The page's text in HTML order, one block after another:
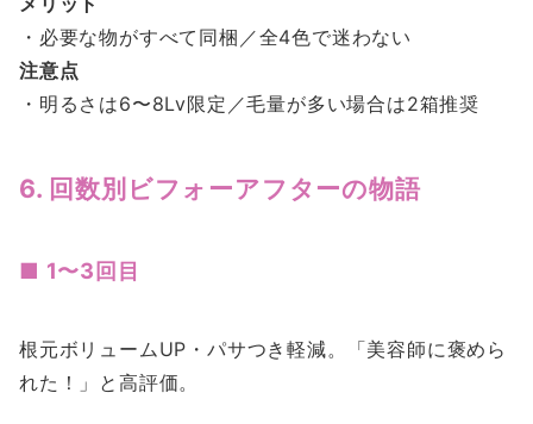
・必要な物がすべて同梱／全4色で迷わない
注意点
・明るさは6〜8Lv限定／毛量が多い場合は2箱推奨
6. 回数別ビフォーアフターの物語
■ 1〜3回目
根元ボリュームUP・パサつき軽減。「美容師に褒めら
れた！」と高評価。